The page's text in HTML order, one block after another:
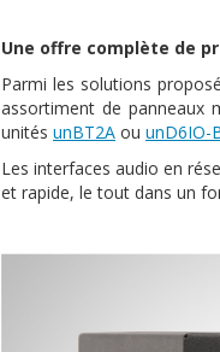
Une offre complète de
Parmi les solutions
assortiment de panneaux
unités unBT2A ou unD6IO-
Les interfaces audio en
et rapide, le tout dans un